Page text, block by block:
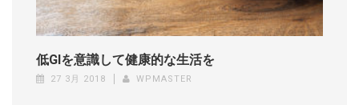
低GIを意識して健康的な生活を
27 3月 2018 WPMASTER